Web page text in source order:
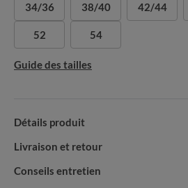
34/36 38/40 42/44
52 54
Guide des tailles
Détails produit
Livraison et retour
Conseils entretien